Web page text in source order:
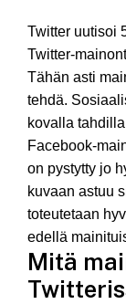
Twitter uutisoi
Twitter-
Tähän asti
tehdä.
kovalla
Facebook-
on pystytty jo
kuvaan astuu
toteutetaan
edellä
Mitä